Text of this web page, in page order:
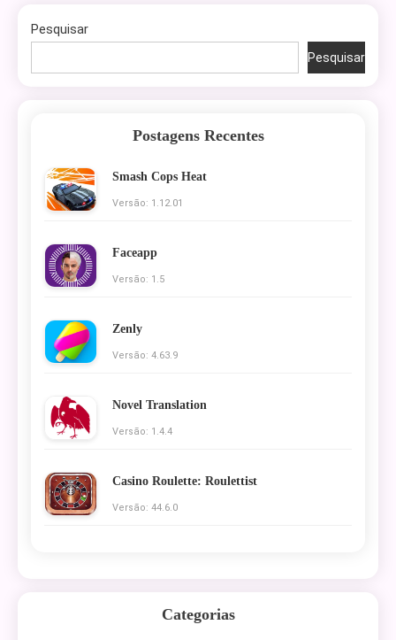
Pesquisar
Pesquisar
Postagens Recentes
Smash Cops Heat
Versão: 1.12.01
Faceapp
Versão: 1.5
Zenly
Versão: 4.63.9
Novel Translation
Versão: 1.4.4
Casino Roulette: Roulettist
Versão: 44.6.0
Categorias